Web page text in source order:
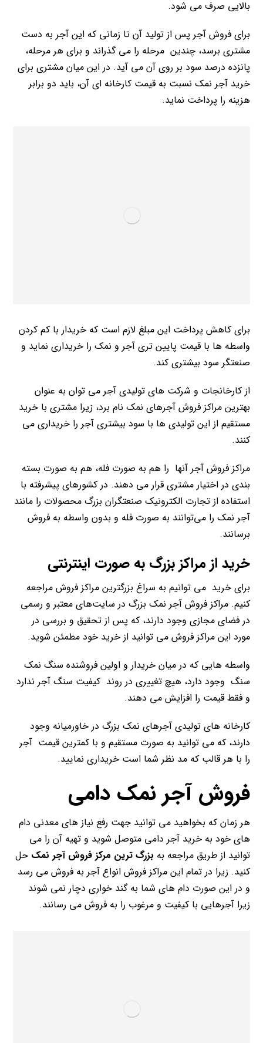
بالایی صرف می شود.
برای فروش آجر پس از تولید آن تا زمانی که این آجر به دست
مشتری برسد، چندین مرحله را می گذراند و برای هر مرحله،
پانزده درصد سود بر روی آن می آید. در این میان مشتری برای
خرید آجر نمک نسبت به قیمت کارخانه ای آن، باید دو برابر
هزینه را پرداخت نماید.
برای کاهش پرداخت این مبلغ لازم است که خریدار با کم کردن
واسطه ها با قیمت پایین تری آجر و نمک را خریداری نماید و
صنعتگر سود بیشتری کند.
از کارخانجات و شرکت های تولیدی آجر می توان به عنوان
بهترین مراکز فروش آجرهای نمک نام برد، زیرا مشتری با خرید
مستقیم از این تولیدی ها با سود بیشتری آجر را خریداری می
کنند.
مراکز فروش آجر آنها را هم به صورت فله، هم به صورت بسته
بندی در اختیار مشتری قرار می دهند. در کشورهای پیشرفته با
استفاده از تجارت الکترونیک صنعتگران بزرگ محصولات را مانند
آجر نمک را می‌توانند به صورت فله و بدون واسطه به فروش
برسانند.
خرید از مراکز بزرگ به صورت اینترنتی
برای خرید می توانیم به سراغ بزرگترین مراکز فروش مراجعه
کنیم. مراکز فروش آجر نمک بزرگ در سایت‌های معتبر و رسمی
در فضای مجازی وجود دارند، که پس از تحقیق و بررسی در
مورد این مراکز فروش می توانید از خرید خود مطمئن شوید.
واسطه هایی که در میان خریدار و اولین فروشنده سنگ نمک
سنگ وجود دارد، هیچ تغییری در روند کیفیت سنگ آجر ندارد
و فقط قیمت را افزایش می دهند.
کارخانه های تولیدی آجرهای نمک بزرگ در خاورمیانه وجود
دارند، که می توانید به صورت مستقیم و با کمترین قیمت آجر
را با هر قالب که مد نظر شما است خریداری نمایید.
فروش آجر نمک دامی
هر زمان که بخواهید می توانید جهت رفع نیاز های معدنی دام
های خود به خرید آجر دامی متوصل شوید و تهیه آن را می
توانید از طریق مراجعه به بزرگ ترین مرکز فروش آجر نمک حل
کنید. زیرا در تمام این مراکز فروش انواع آجر به فروش می رسد
و در این صورت دام های شما به گند خواری دچار نمی شوند
زیرا آجرهایی با کیفیت و مرغوب را به فروش می رسانند.